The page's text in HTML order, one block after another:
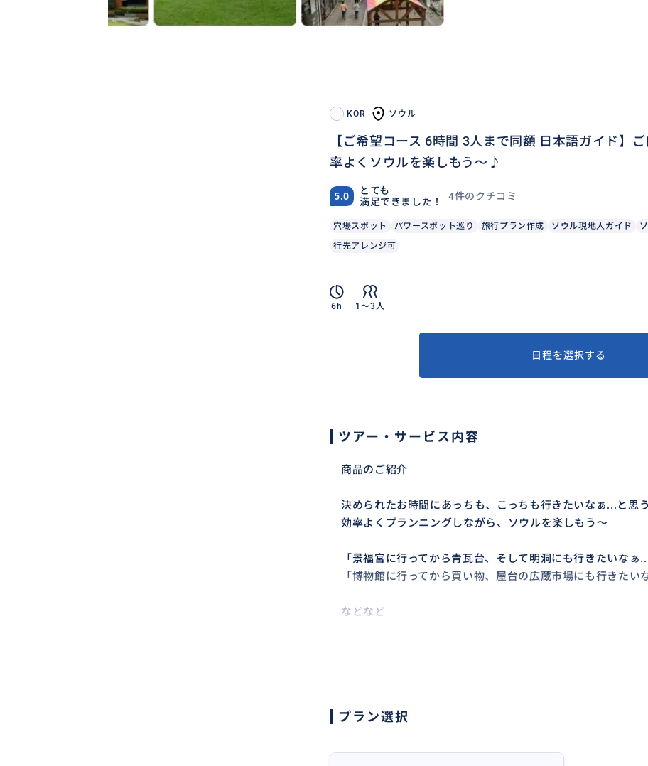
KOR ソウル
【ご希望コース 6時間 3人まで同額 日本語ガイド】
率よくソウルを楽しもう～♪
5.0
とても
満足できました！
4件のクチコミ
穴場スポット パワースポット巡り 旅行プラン作成 ソウル現地人ガイド
行先アレンジ可
6h 1〜3人
日程を選択する
ツアー・サービス内容
商品のご紹介
決められたお時間にあっちも、こっちも行きたいなぁ...と思
効率よくプランニングしながら、ソウルを楽しもう～
「景福宮に行ってから青瓦台、そして明洞にも行きたいなぁ...
「博物館に行ってから買い物、屋台の広蔵市場にも行きたい
などなど
プラン選択